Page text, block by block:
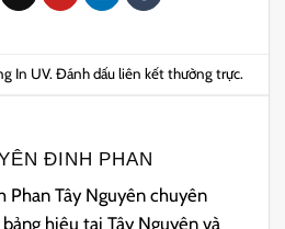
In UV. Đánh dấuliên kết thường trực.
ĐINH PHAN
Phan Tây Nguyên chuyên
hiệu tại Tây Nguyên và